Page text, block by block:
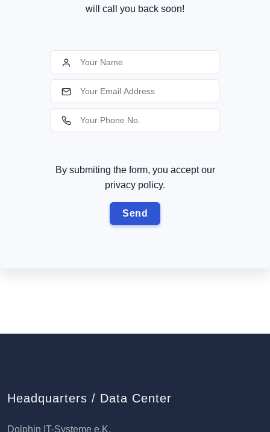
will call you back soon!
By submiting the form, you accept our
privacy policy.
Headquarters / Data Center
Dolphin IT-Systeme e.K.